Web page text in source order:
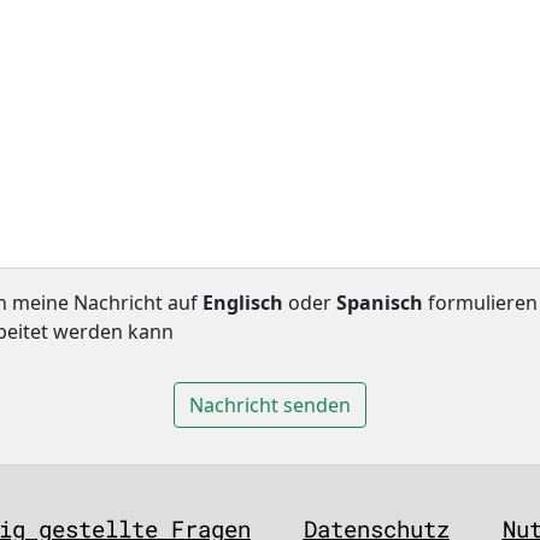
meine Nachricht auf Englisch oderSpanisch formulieren
werden kann
Nachricht senden
gestellte Fragen Datenschutz